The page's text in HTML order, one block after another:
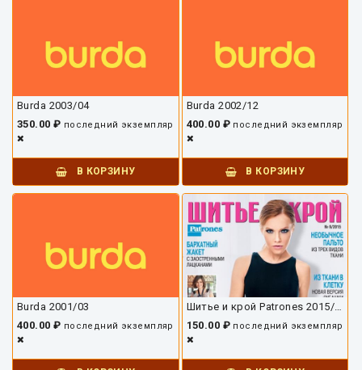
Burda 2003/04
350.00 ₽ последний экземпляр
В КОРЗИНУ
Burda 2002/12
400.00 ₽ последний экземпляр
В КОРЗИНУ
Burda 2001/03
400.00 ₽ последний экземпляр
150.00 ₽ последний экземпляр